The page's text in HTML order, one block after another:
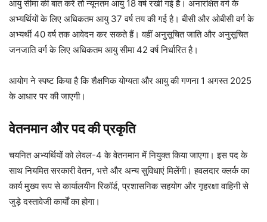
आयु सीमा की बात करें तो न्यूनतम आयु 18 वर्ष रखी गई है। अनारक्षित वर्ग के
अभ्यर्थियों के लिए अधिकतम आयु 37 वर्ष तय की गई है। बीसी और ओबीसी वर्ग के
अभ्यर्थी 40 वर्ष तक आवेदन कर सकते हैं। वहीं अनुसूचित जाति और अनुसूचित
जनजाति वर्ग के लिए अधिकतम आयु सीमा 42 वर्ष निर्धारित है।
आयोग ने स्पष्ट किया है कि शैक्षणिक योग्यता और आयु की गणना 1 अगस्त 2025
के आधार पर की जाएगी।
वेतनमान और पद की प्रकृति
चयनित अभ्यर्थियों को लेवल-4 के वेतनमान में नियुक्त किया जाएगा। इस पद के
साथ नियमित सरकारी वेतन, भत्ते और अन्य सुविधाएं मिलेंगी। हवलदार क्लर्क का
कार्य मुख्य रूप से कार्यालयीन रिकॉर्ड, प्रशासनिक सहयोग और गृहरक्षा वाहिनी से
जुड़े दस्तावेजी कार्यों का होगा।